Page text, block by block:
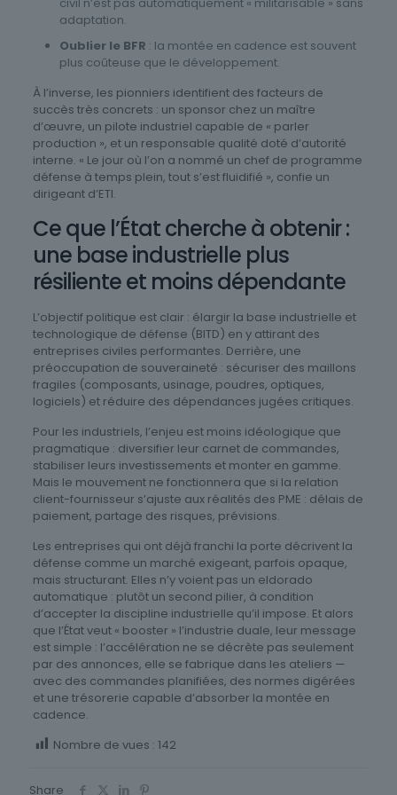
adaptation.
Oublier le BFR : la montée en cadence est souvent
plus coûteuse que le développement.
À l’inverse, les pionniers identifient des facteurs de
succès très concrets : un sponsor chez un maître
d’œuvre, un pilote industriel capable de « parler
production », et un responsable qualité doté d’autorité
interne. « Le jour où l’on a nommé un chef de programme
défense à temps plein, tout s’est fluidifié », confie un
dirigeant d’ETI.
Ce que l’État cherche à obtenir :
une base industrielle plus
résiliente et moins dépendante
L’objectif politique est clair : élargir la base industrielle et
technologique de défense (BITD) en y attirant des
entreprises civiles performantes. Derrière, une
préoccupation de souveraineté : sécuriser des maillons
fragiles (composants, usinage, poudres, optiques,
logiciels) et réduire des dépendances jugées critiques.
Pour les industriels, l’enjeu est moins idéologique que
pragmatique : diversifier leur carnet de commandes,
stabiliser leurs investissements et monter en gamme.
Mais le mouvement ne fonctionnera que si la relation
client-fournisseur s’ajuste aux réalités des PME : délais de
paiement, partage des risques, prévisions.
Les entreprises qui ont déjà franchi la porte décrivent la
défense comme un marché exigeant, parfois opaque,
mais structurant. Elles n’y voient pas un eldorado
automatique : plutôt un second pilier, à condition
d’accepter la discipline industrielle qu’il impose. Et alors
que l’État veut « booster » l’industrie duale, leur message
est simple : l’accélération ne se décrète pas seulement
par des annonces, elle se fabrique dans les ateliers —
avec des commandes planifiées, des normes digérées
et une trésorerie capable d’absorber la montée en
cadence.
Nombre de vues : 142
Share